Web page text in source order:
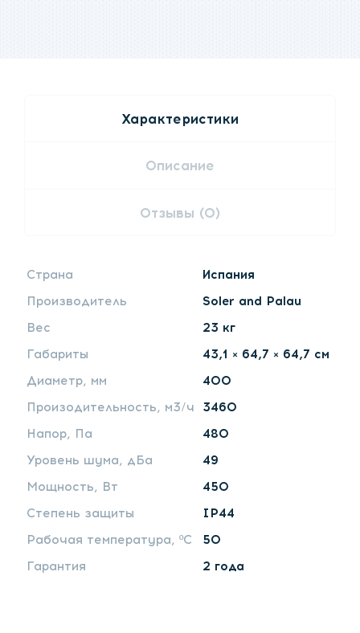
Характеристики
Описание
Отзывы (0)
Страна
Испания
Производитель
Soler and Palau
Вес
23 кг
Габариты
43,1 × 64,7 × 64,7 см
Диаметр, мм
400
Произодительность, м3/ч
3460
Напор, Па
480
Уровень шума, дБа
49
Мощность, Вт
450
Степень защиты
IP44
Рабочая температура, ºС
50
Гарантия
2 года